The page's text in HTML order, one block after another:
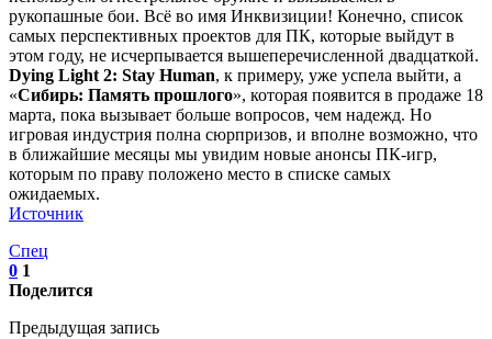
рукопашные бои. Всё во имя Инквизиции! Конечно, список
самых перспективных проектов для ПК, которые выйдут в
этом году, не исчерпывается вышеперечисленной двадцаткой.
Dying Light 2: Stay Human, к примеру, уже успела выйти, а
«Сибирь: Память прошлого», которая появится в продаже 18
марта, пока вызывает больше вопросов, чем надежд. Но
игровая индустрия полна сюрпризов, и вполне возможно, что
в ближайшие месяцы мы увидим новые анонсы ПК-игр,
которым по праву положено место в списке самых
ожидаемых.
Источник
Спец
0 1
Поделится
Предыдущая запись